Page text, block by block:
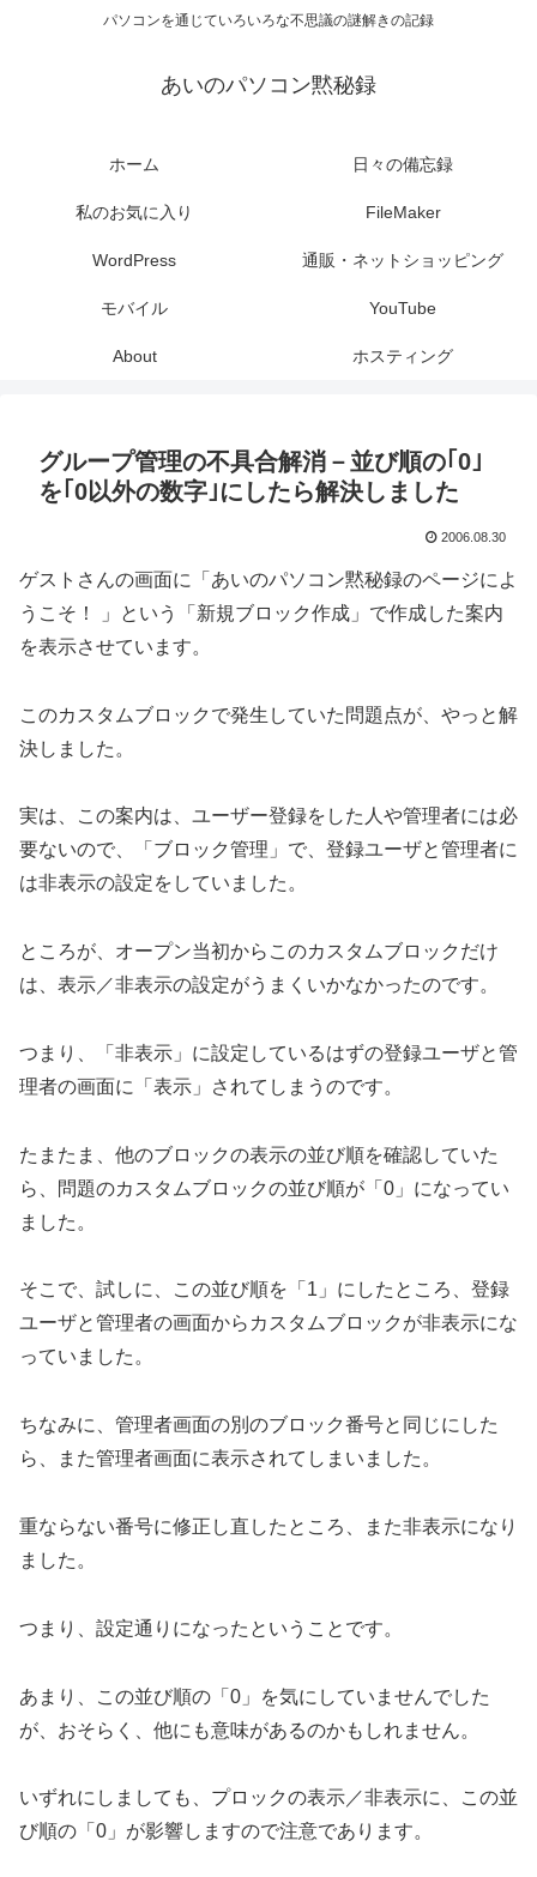
パソコンを通じていろいろな不思議の謎解きの記録
あいのパソコン黙秘録
ホーム 日々の備忘録
私のお気に入り FileMaker
WordPress 通販・ネットショッピング
モバイル YouTube
About ホスティング
グループ管理の不具合解消－並び順の｢0｣
を｢0以外の数字｣にしたら解決しました
2006.08.30
ゲストさんの画面に「あいのパソコン黙秘録のページによ
うこそ！ 」という「新規ブロック作成」で作成した案内
を表示させています。
このカスタムブロックで発生していた問題点が、やっと解
決しました。
実は、この案内は、ユーザー登録をした人や管理者には必
要ないので、「ブロック管理」で、登録ユーザと管理者に
は非表示の設定をしていました。
ところが、オープン当初からこのカスタムブロックだけ
は、表示／非表示の設定がうまくいかなかったのです。
つまり、「非表示」に設定しているはずの登録ユーザと管
理者の画面に「表示」されてしまうのです。
たまたま、他のブロックの表示の並び順を確認していた
ら、問題のカスタムブロックの並び順が「0」になってい
ました。
そこで、試しに、この並び順を「1」にしたところ、登録
ユーザと管理者の画面からカスタムブロックが非表示にな
っていました。
ちなみに、管理者画面の別のブロック番号と同じにした
ら、また管理者画面に表示されてしまいました。
重ならない番号に修正し直したところ、また非表示になり
ました。
つまり、設定通りになったということです。
あまり、この並び順の「0」を気にしていませんでした
が、おそらく、他にも意味があるのかもしれません。
いずれにしましても、プロックの表示／非表示に、この並
び順の「0」が影響しますので注意であります。